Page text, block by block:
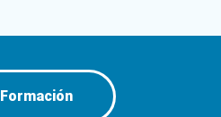
Formación